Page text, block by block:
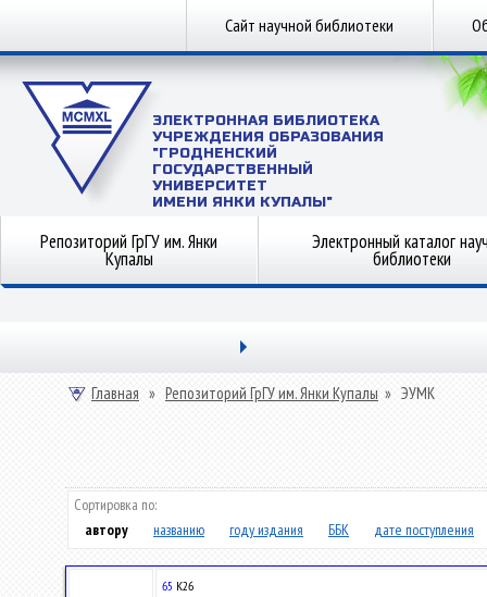
Сайт научной библиотеки
ЭЛЕКТРОННАЯ БИБЛИОТЕКА
УЧРЕЖДЕНИЯ ОБРАЗОВАНИЯ
"ГРОДНЕНСКИЙ
ГОСУДАРСТВЕННЫЙ
УНИВЕРСИТЕТ
ИМЕНИ ЯНКИ КУПАЛЫ"
Репозиторий ГрГУ им. Янки
Купалы
Электронный каталог
библиотеки
Главная » Репозиторий ГрГУ им. Янки Купалы » ЭУМК
Сортировка по:
автору
названию году издания ББК дате поступления
65 К26